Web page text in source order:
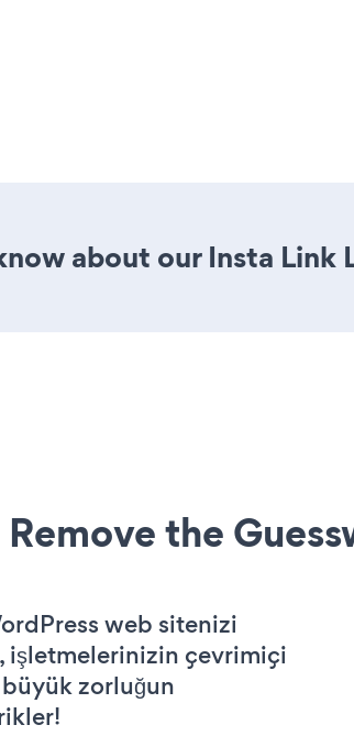
about our Insta Link
Remove the
web sitenizi
işletmelerinizin çevrimiçi
büyük zorluğun